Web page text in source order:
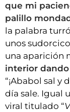
que mi
palillo
la palabra
unos
una aparición
interior
“¡Ababol sal y
día sale. Igual
viral titulado “